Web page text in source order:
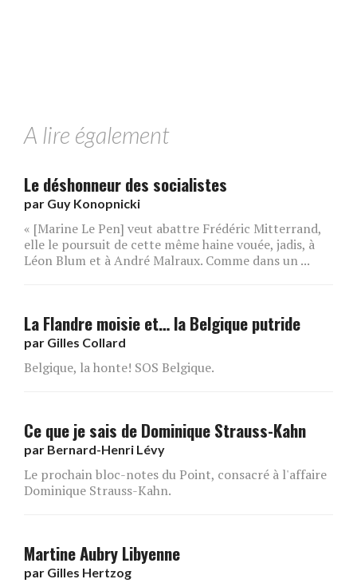
A lire également
Le déshonneur des socialistes
par Guy Konopnicki
« [Marine Le Pen] veut abattre Frédéric Mitterrand,
elle le poursuit de cette même haine vouée, jadis, à
Léon Blum et à André Malraux. Comme dans un ...
La Flandre moisie et… la Belgique putride
par Gilles Collard
Belgique, la honte! SOS Belgique.
Ce que je sais de Dominique Strauss-Kahn
par Bernard-Henri Lévy
Le prochain bloc-notes du Point, consacré à l'affaire
Dominique Strauss-Kahn.
Martine Aubry Libyenne
par Gilles Hertzog